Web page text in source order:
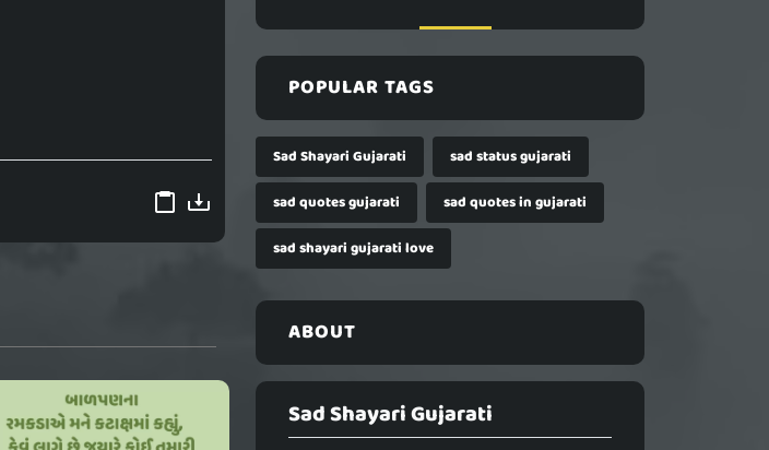
POPULAR TAGS
Sad Shayari Gujarati
sad status gujarati
sad quotes gujarati
sad quotes in gujarati
sad shayari gujarati love
ABOUT
Sad Shayari Gujarati